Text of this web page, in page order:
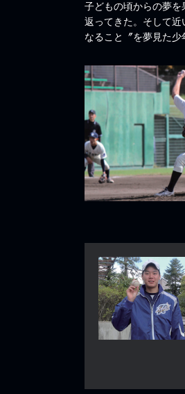
子どもの頃からの夢
返ってきた。そして
なること〞を夢見た少